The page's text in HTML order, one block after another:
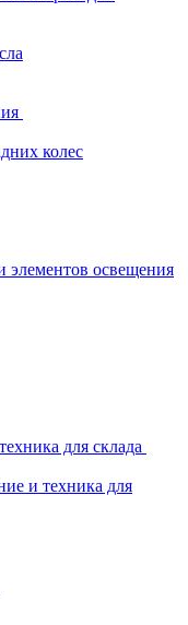
колес
элементов освещения
для склада
и техника для